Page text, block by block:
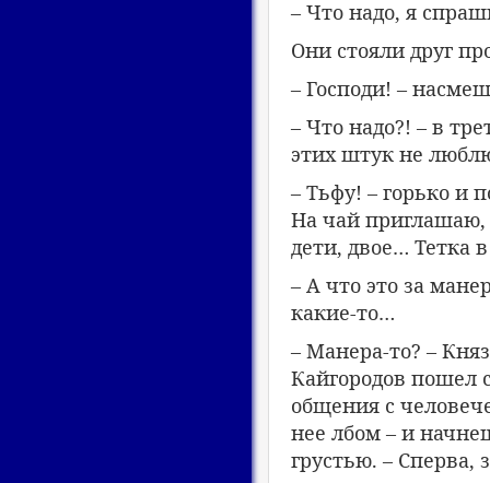
– Что надо, я
Они стояли друг
– Господи! –
– Что надо?! – в
этих штук не
– Тьфу! – горько и
На чай приглашаю,
дети, двое… Тетка
– А что это за
какие-то…
– Манера-то? –
Кайгородов пошел
общения с
нее лбом – и
грустью. – Сперва,